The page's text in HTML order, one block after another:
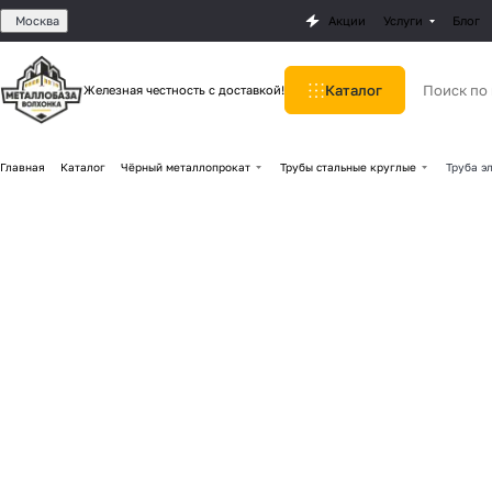
Москва Акции Услуги Блог
Железная честность с доставкой! Каталог
Главная Каталог Чёрный металлопрокат Трубы стальные круглые Труба